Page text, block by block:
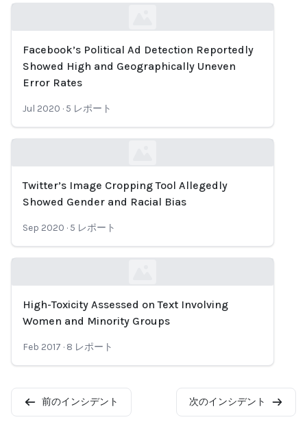
Loading...
Facebook’s Political Ad Detection Reportedly
Showed High and Geographically Uneven
Error Rates
Jul 2020 · 5 レポート
Loading...
Twitter’s Image Cropping Tool Allegedly
Showed Gender and Racial Bias
Sep 2020 · 5 レポート
Loading...
High-Toxicity Assessed on Text Involving
Women and Minority Groups
Feb 2017 · 8 レポート
前のインシデント 次のインシデント